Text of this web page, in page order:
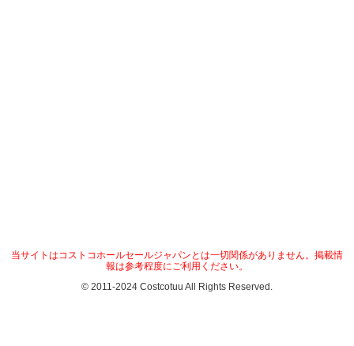
当サイトはコストコホールセールジャパンとは一切関係がありません。掲載情
報は参考程度にご利用ください。
© 2011-2024 Costcotuu All Rights Reserved.